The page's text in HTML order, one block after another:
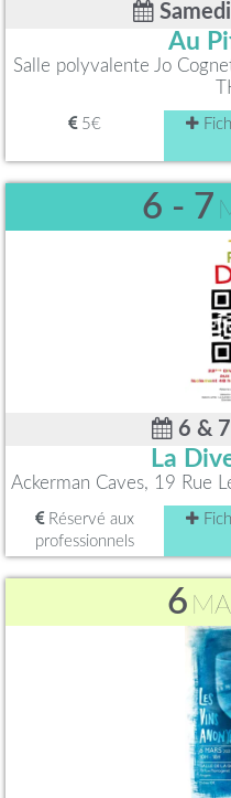
Au
Salle polyvalente Jo
5€
6 - 7
6 &
La
Ackerman Caves, 19 Rue
Réservé aux
professionnels
6